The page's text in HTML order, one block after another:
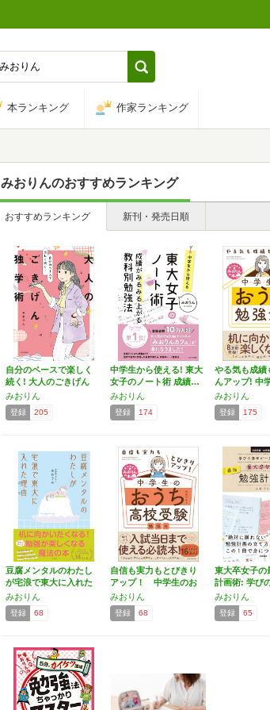
本ランキング 作家ランキング
みおりんのおすすめランキング
おすすめランキング 新刊・発売日順
自分のペースで楽しく
続く! 大人のごきげん
独…
みおりん
登録 205
中学生から使える! 東大
女子のノート術 成績…
みおりん
登録 174
やる気も成績
んアップ! 中
う…
みおりん
登録 175
豆腐メンタルのわたし
が宅浪で東大に入れた
理由
みおりん
登録 68
自信も実力もとびきり
アップ！ 中学生のお
うち…
みおりん
登録 68
東大卒女子の
計画術: 学び
一…
みおりん
登録 65